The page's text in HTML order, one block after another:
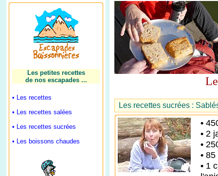
Les petites recettes
de nos escapades ...
• Les recettes
• Les recettes salées
• Les recettes sucrées
• Les boissons chaudes
Les recettes sucrées :
•
• 2
•
• 85
• 1